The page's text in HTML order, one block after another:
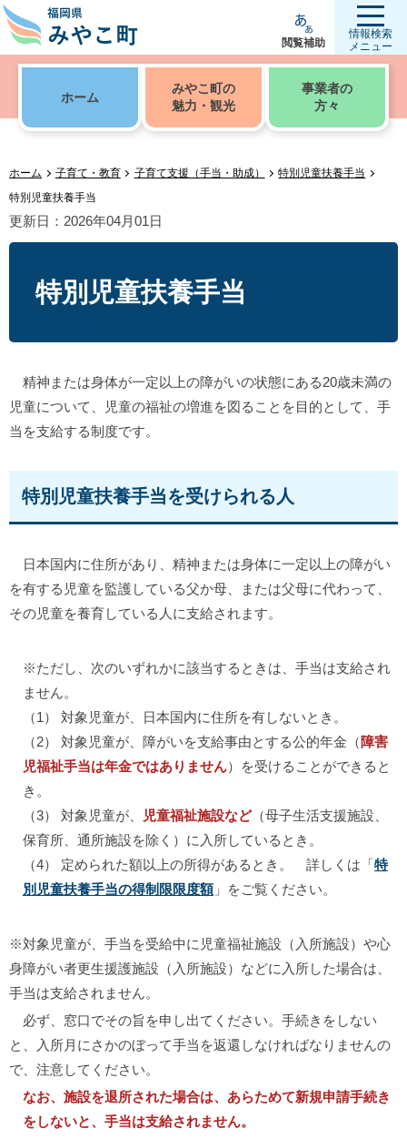
閲覧補助
情報検索
メニュー
ホーム
みやこ町の
魅力・観光
事業者の
方々
ホーム 子育て・教育 子育て支援（手当・助成）
特別児童扶養手当
特別児童扶養手当
更新日：2026年04月01日
特別児童扶養手当
精神または身体が一定以上の障がいの状態にある20歳未満の
児童について、児童の福祉の増進を図ることを目的として、手
当を支給する制度です。
特別児童扶養手当を受けられる人
日本国内に住所があり、精神または身体に一定以上の障がい
を有する児童を監護している父か母、または父母に代わって、
その児童を養育している人に支給されます。
※ただし、次のいずれかに該当するときは、手当は支給され
ません。
（1） 対象児童が、日本国内に住所を有しないとき。
（2） 対象児童が、障がいを支給事由とする公的年金（ 障害
児福祉手当は年金ではありません）を受けることができると
き。
（3） 対象児童が、
児童福祉施設など（母子生活支援施設、
保育所、通所施設を除く）に入所しているとき。
（4） 定められた額以上の所得があるとき。 詳しくは「特
別児童扶養手当の得制限限度額」をご覧ください。
※対象児童が、手当を受給中に児童福祉施設（入所施設）や心
身障がい者更生援護施設（入所施設）などに入所した場合は、
手当は支給されません。
必ず、窓口でその旨を申し出てください。手続きをしない
と、入所月にさかのぼって手当を返還しなければなりませんの
で、注意してください。
なお、施設を退所された場合は、あらためて新規申請手続き
をしないと、手当は支給されません。